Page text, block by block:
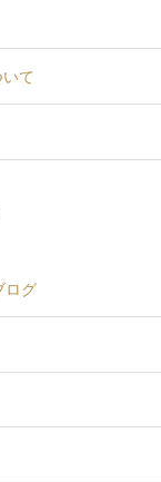
て
ログ